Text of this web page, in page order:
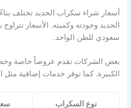
أسعار شراء سكراب الحديد تختلف
سعودي للطن الواحد.
بعض الشركات تقدم عروضاً خاصة
الكبيرة. كما توفر خدمات إضافية مثل
نوع السكراب